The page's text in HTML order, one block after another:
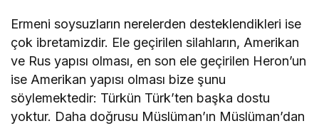
Ermeni soysuzların nerelerden desteklendikleri ise
çok ibretamizdir. Ele geçirilen silahların, Amerikan
ve Rus yapısı olması, en son ele geçirilen Heron’un
ise Amerikan yapısı olması bize şunu
söylemektedir: Türkün Türk’ten başka dostu
yoktur. Daha doğrusu Müslüman’ın Müslüman’dan